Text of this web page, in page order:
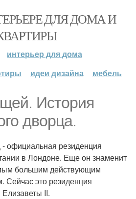
ДЛЯ ДОМА И
интерьер для дома
идеи дизайна мебель
История
дворца.
- официальная резиденция
в Лондоне. Еще он знаменит
большим действующим
Сейчас это резиденция
II.